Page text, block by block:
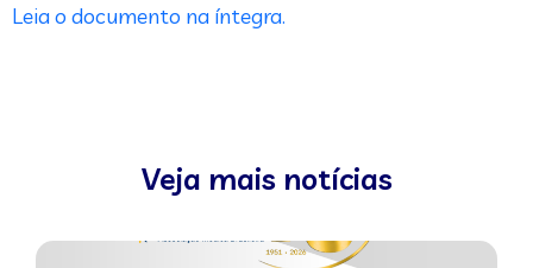
Leia o documento na íntegra.
Veja mais notícias